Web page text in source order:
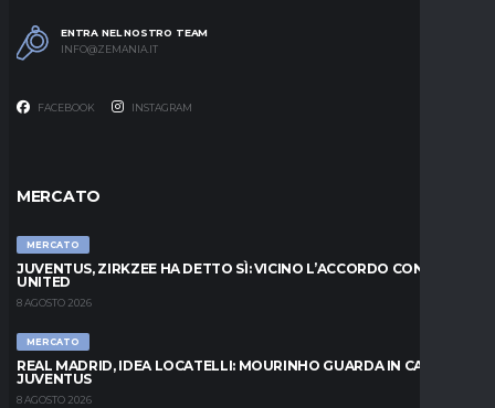
ENTRA NEL NOSTRO TEAM
INFO@ZEMANIA.IT
FACEBOOK INSTAGRAM
MERCATO
MERCATO
JUVENTUS, ZIRKZEE HA DETTO SÌ: VICINO L’ACCORDO CON LO
UNITED
8 AGOSTO 2026
MERCATO
REAL MADRID, IDEA LOCATELLI: MOURINHO GUARDA IN CASA
JUVENTUS
8 AGOSTO 2026